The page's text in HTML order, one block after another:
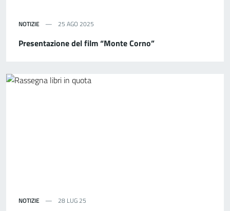
NOTIZIE 25 AGO 2025
Presentazione del film “Monte Corno”
NOTIZIE 28 LUG 25